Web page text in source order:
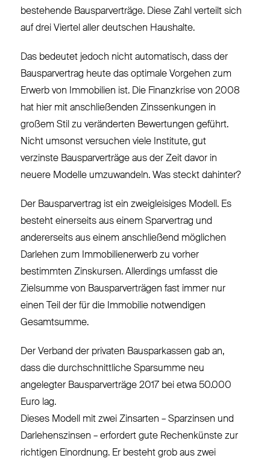
bestehende Bausparverträge. Diese Zahl verteilt sich
auf drei Viertel aller deutschen Haushalte.
Das bedeutet jedoch nicht automatisch, dass der
Bausparvertrag heute das optimale Vorgehen zum
Erwerb von Immobilien ist. Die Finanzkrise von 2008
hat hier mit anschließenden Zinssenkungen in
großem Stil zu veränderten Bewertungen geführt.
Nicht umsonst versuchen viele Institute, gut
verzinste Bausparverträge aus der Zeit davor in
neuere Modelle umzuwandeln. Was steckt dahinter?
Der Bausparvertrag ist ein zweigleisiges Modell. Es
besteht einerseits aus einem Sparvertrag und
andererseits aus einem anschließend möglichen
Darlehen zum Immobilienerwerb zu vorher
bestimmten Zinskursen. Allerdings umfasst die
Zielsumme von Bausparverträgen fast immer nur
einen Teil der für die Immobilie notwendigen
Gesamtsumme.
Der Verband der privaten Bausparkassen gab an,
dass die durchschnittliche Sparsumme neu
angelegter Bausparverträge 2017 bei etwa 50.000
Euro lag.
Dieses Modell mit zwei Zinsarten – Sparzinsen und
Darlehenszinsen – erfordert gute Rechenkünste zur
richtigen Einordnung. Er besteht grob aus zwei